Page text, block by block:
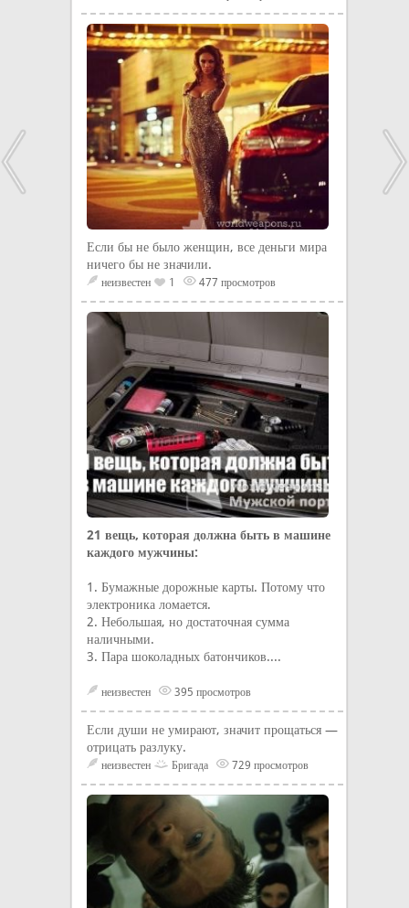
Если бы не было женщин, все деньги мира
ничего бы не значили.
неизвестен 1 477 просмотров
21 вещь, которая должна быть в машине
каждого мужчины:
1. Бумажные дорожные карты. Потому что
электроника ломается.
2. Небольшая, но достаточная сумма
наличными.
3. Пара шоколадных батончиков....
неизвестен 395 просмотров
Если души не умирают, значит прощаться —
отрицать разлуку.
неизвестен Бригада 729 просмотров